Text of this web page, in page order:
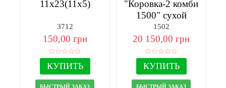
11х23(11х5)
3712
150,00 грн
КУПИТЬ
БЫСТРЫЙ ЗАКАЗ
"Коровка-2 комби
1500" сухой
1502
20 150,00 грн
КУПИТЬ
БЫСТРЫЙ ЗАКАЗ